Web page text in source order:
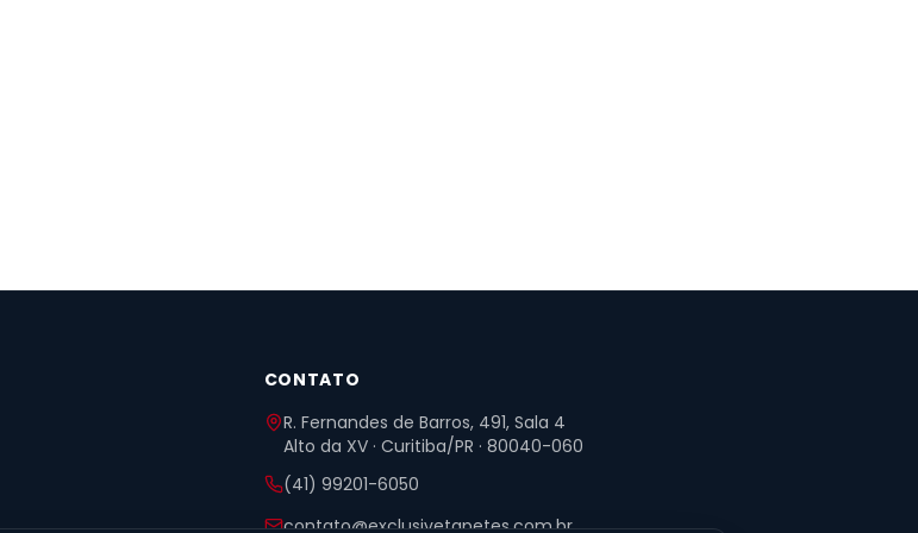
CONTATO
R. Fernandes de Barros, 491, Sala 4
Alto da XV · Curitiba/PR · 80040-060
(41) 99201-6050
contato@exclusivetapetes.com.br